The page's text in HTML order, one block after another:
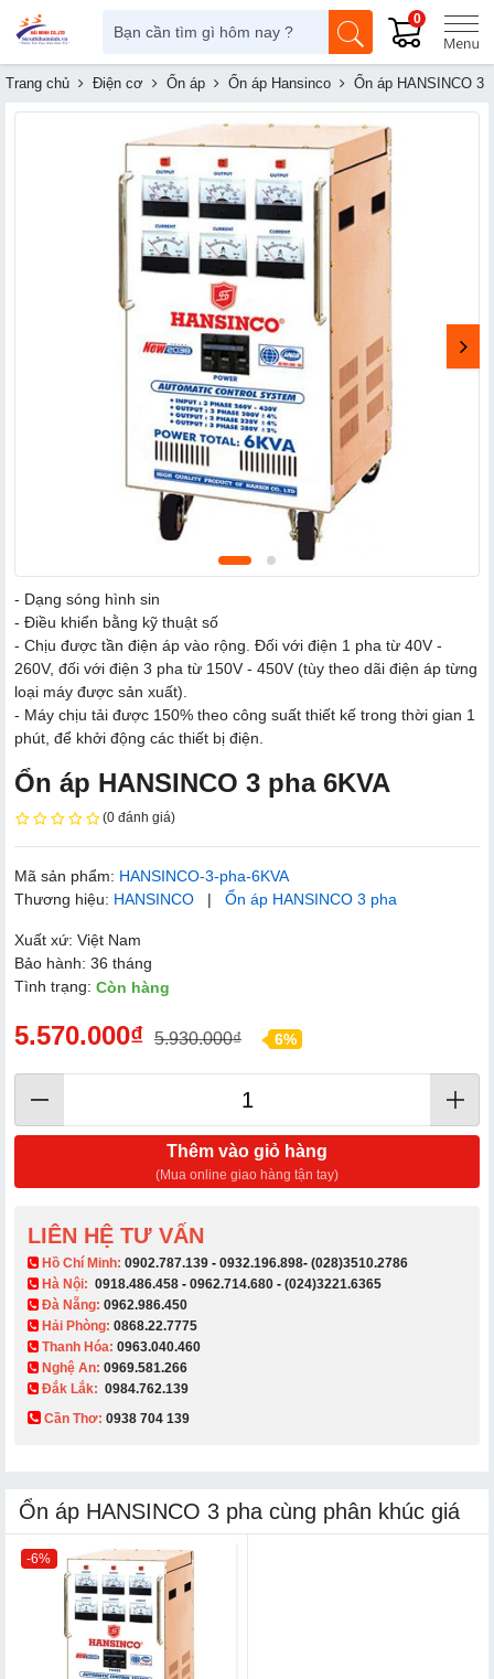
0
Trang chủ Điện cơ Ổn áp Ổn áp Hansinco Ổn áp HANSINCO 3
- Dạng sóng hình sin
- Điều khiển bằng kỹ thuật số
- Chịu được tần điện áp vào rộng. Đối với điện 1 pha từ 40V -
260V, đối với điện 3 pha từ 150V - 450V (tùy theo dãi điện áp từng
loại máy được sản xuất).
- Máy chịu tải được 150% theo công suất thiết kế trong thời gian 1
phút, để khởi động các thiết bị điện.
Ổn áp HANSINCO 3 pha 6KVA
(0 đánh giá)
Mã sản phẩm: HANSINCO-3-pha-6KVA
Thương hiệu: HANSINCO | Ổn áp HANSINCO 3 pha
Xuất xứ: Việt Nam
Bảo hành: 36 tháng
Tình trạng: Còn hàng
5.570.000₫ 5.930.000₫ 6%
Thêm vào giỏ hàng
(Mua online giao hàng tận tay)
LIÊN HỆ TƯ VẤN
​ Hồ Chí Minh: 0902.787.139 - 0932.196.898- (028)3510.2786
Hà Nội: 0918.486.458 - 0962.714.680 - (024)3221.6365
Đà Nẵng: 0962.986.450
Hải Phòng: 0868.22.7775
Thanh Hóa: 0963.040.460
Nghệ An: 0969.581.266
Đắk Lắk: 0984.762.139
Cần Thơ: 0938 704 139​
Ổn áp HANSINCO 3 pha cùng phân khúc giá
-6%